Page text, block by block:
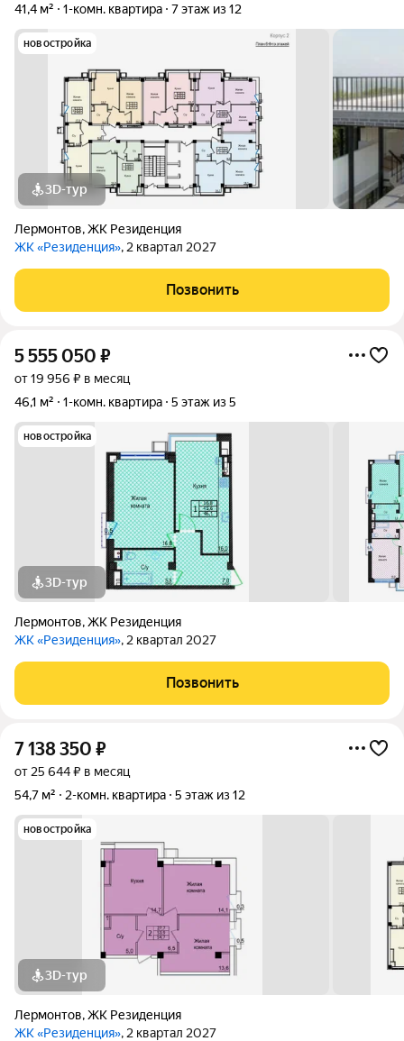
41,4 м² 1-комн. квартира 7 этаж из 12
новостройка
3D-тур
Лермонтов,ЖК Резиденция
ЖК «Резиденция», 2 квартал 2027
Позвонить
5 555 050 ₽
от 19 956 ₽ в месяц
46,1 м²
1-комн. квартира 5 этаж из 5
новостройка
3D-тур
Лермонтов,ЖК Резиденция
ЖК «Резиденция», 2 квартал 2027
Позвонить
7 138 350 ₽
от 25 644 ₽ в месяц
54,7 м²
2-комн. квартира 5 этаж из 12
новостройка
3D-тур
Лермонтов,ЖК Резиденция
ЖК «Резиденция», 2 квартал 2027